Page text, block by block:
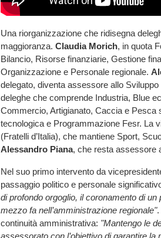
Una riorganizzazione che ridisegna
maggioranza. Claudia Morich, in quota
Bilancio, Risorse finanziarie, Gestione
Organizzazione e Personale regionale.
delegato, diventa assessore allo
deleghe che comprende Industria, Blue
Commercio, Artigianato, Caccia e Pesca
tecnologica e Programmazione Fesr. La
(Fratelli d’Italia), che mantiene Sport,
Alessandro Piana, che resta assessore
Nel suo primo intervento da
passaggio politico e personale
di profondo orgoglio, il coronamento di
mezzo fa nell’amministrazione regionale".
continuità amministrativa: "Mantengo le
assessorato con l’obiettivo di garantire